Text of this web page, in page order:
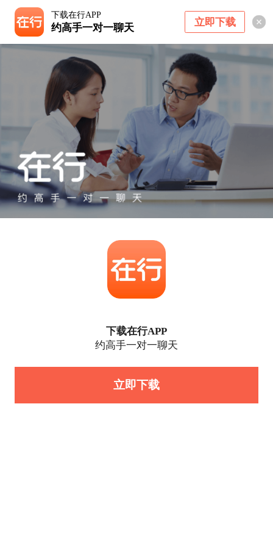
下载在行APP
约高手一对一聊天 立即下载
下载在行APP
约高手一对一聊天
立即下载